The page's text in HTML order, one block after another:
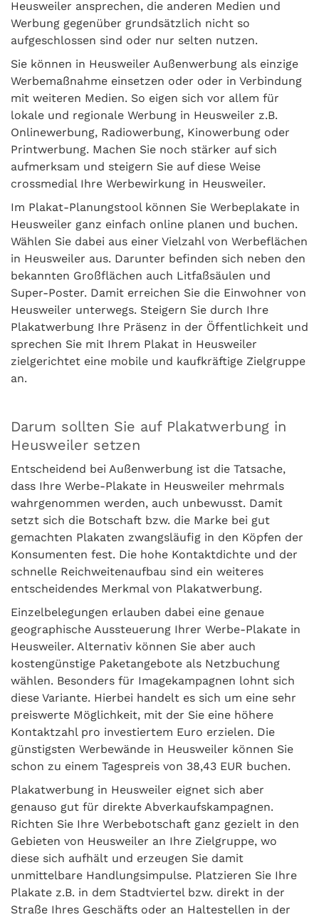
Heusweiler ansprechen, die anderen Medien und
Werbung gegenüber grundsätzlich nicht so
aufgeschlossen sind oder nur selten nutzen.
Sie können in Heusweiler Außenwerbung als einzige
Werbemaßnahme einsetzen oder oder in Verbindung
mit weiteren Medien. So eigen sich vor allem für
lokale und regionale Werbung in Heusweiler z.B.
Onlinewerbung, Radiowerbung, Kinowerbung oder
Printwerbung. Machen Sie noch stärker auf sich
aufmerksam und steigern Sie auf diese Weise
crossmedial Ihre Werbewirkung in Heusweiler.
Im Plakat-Planungstool können Sie Werbeplakate in
Heusweiler ganz einfach online planen und buchen.
Wählen Sie dabei aus einer Vielzahl von Werbeflächen
in Heusweiler aus. Darunter befinden sich neben den
bekannten Großflächen auch Litfaßsäulen und
Super-Poster. Damit erreichen Sie die Einwohner von
Heusweiler unterwegs. Steigern Sie durch Ihre
Plakatwerbung Ihre Präsenz in der Öffentlichkeit und
sprechen Sie mit Ihrem Plakat in Heusweiler
zielgerichtet eine mobile und kaufkräftige Zielgruppe
an.
Darum sollten Sie auf Plakatwerbung in
Heusweiler setzen
Entscheidend bei Außenwerbung ist die Tatsache,
dass Ihre Werbe-Plakate in Heusweiler mehrmals
wahrgenommen werden, auch unbewusst. Damit
setzt sich die Botschaft bzw. die Marke bei gut
gemachten Plakaten zwangsläufig in den Köpfen der
Konsumenten fest. Die hohe Kontaktdichte und der
schnelle Reichweitenaufbau sind ein weiteres
entscheidendes Merkmal von Plakatwerbung.
Einzelbelegungen erlauben dabei eine genaue
geographische Aussteuerung Ihrer Werbe-Plakate in
Heusweiler. Alternativ können Sie aber auch
kostengünstige Paketangebote als Netzbuchung
wählen. Besonders für Imagekampagnen lohnt sich
diese Variante. Hierbei handelt es sich um eine sehr
preiswerte Möglichkeit, mit der Sie eine höhere
Kontaktzahl pro investiertem Euro erzielen. Die
günstigsten Werbewände in Heusweiler können Sie
schon zu einem Tagespreis von 38,43 EUR buchen.
Plakatwerbung in Heusweiler eignet sich aber
genauso gut für direkte Abverkaufskampagnen.
Richten Sie Ihre Werbebotschaft ganz gezielt in den
Gebieten von Heusweiler an Ihre Zielgruppe, wo
diese sich aufhält und erzeugen Sie damit
unmittelbare Handlungsimpulse. Platzieren Sie Ihre
Plakate z.B. in dem Stadtviertel bzw. direkt in der
Straße Ihres Geschäfts oder an Haltestellen in der